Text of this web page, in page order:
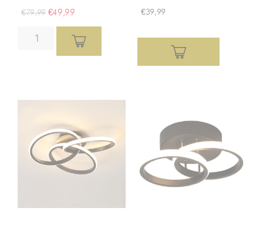
€79,99 €49,99 €39,99